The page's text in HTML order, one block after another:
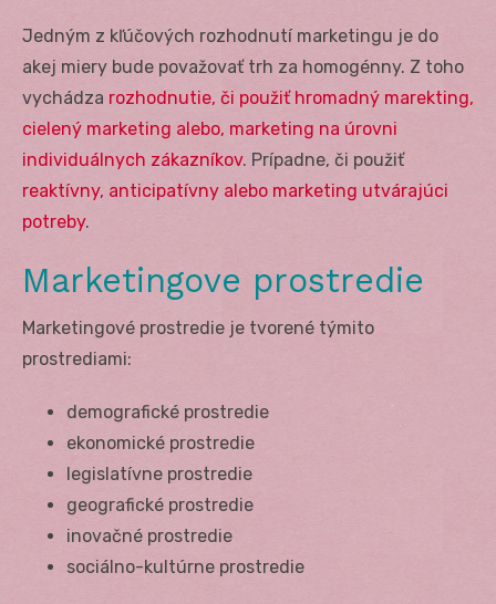
Jedným z kľúčových rozhodnutí marketingu je do
akej miery bude považovať trh za homogénny. Z toho
vychádza rozhodnutie, či použiť hromadný marekting,
cielený marketing alebo, marketing na úrovni
individuálnych zákazníkov. Prípadne, či použiť
reaktívny, anticipatívny alebo marketing utvárajúci
potreby.
Marketingove prostredie
Marketingové prostredie je tvorené týmito
prostrediami:
demografické prostredie
ekonomické prostredie
legislatívne prostredie
geografické prostredie
inovačné prostredie
sociálno-kultúrne prostredie